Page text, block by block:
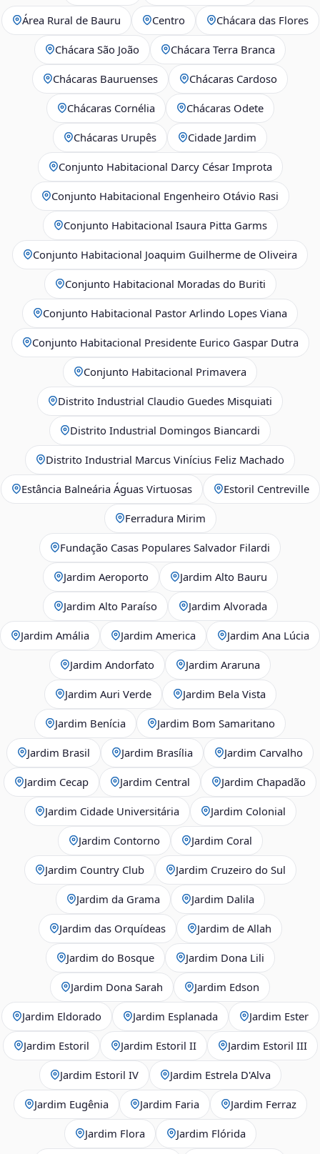
Área Rural de Bauru Centro Chácara das Flores
Chácara São João Chácara Terra Branca
Chácaras Bauruenses Chácaras Cardoso
Chácaras Cornélia Chácaras Odete
Chácaras Urupês Cidade Jardim
Conjunto Habitacional Darcy César Improta
Conjunto Habitacional Engenheiro Otávio Rasi
Conjunto Habitacional Isaura Pitta Garms
Conjunto Habitacional Joaquim Guilherme de Oliveira
Conjunto Habitacional Moradas do Buriti
Conjunto Habitacional Pastor Arlindo Lopes Viana
Conjunto Habitacional Presidente Eurico Gaspar Dutra
Conjunto Habitacional Primavera
Distrito Industrial Claudio Guedes Misquiati
Distrito Industrial Domingos Biancardi
Distrito Industrial Marcus Vinícius Feliz Machado
Estância Balneária Águas Virtuosas Estoril Centreville
Ferradura Mirim
Fundação Casas Populares Salvador Filardi
Jardim Aeroporto Jardim Alto Bauru
Jardim Alto Paraíso Jardim Alvorada
Jardim Amália Jardim America Jardim Ana Lúcia
Jardim Andorfato Jardim Araruna
Jardim Auri Verde Jardim Bela Vista
Jardim Benícia Jardim Bom Samaritano
Jardim Brasil Jardim Brasília Jardim Carvalho
Jardim Cecap Jardim Central Jardim Chapadão
Jardim Cidade Universitária Jardim Colonial
Jardim Contorno Jardim Coral
Jardim Country Club Jardim Cruzeiro do Sul
Jardim da Grama Jardim Dalila
Jardim das Orquídeas Jardim de Allah
Jardim do Bosque Jardim Dona Lili
Jardim Dona Sarah Jardim Edson
Jardim Eldorado Jardim Esplanada Jardim Ester
Jardim Estoril Jardim Estoril II Jardim Estoril III
Jardim Estoril IV Jardim Estrela D'Alva
Jardim Eugênia Jardim Faria Jardim Ferraz
Jardim Flora Jardim Flórida